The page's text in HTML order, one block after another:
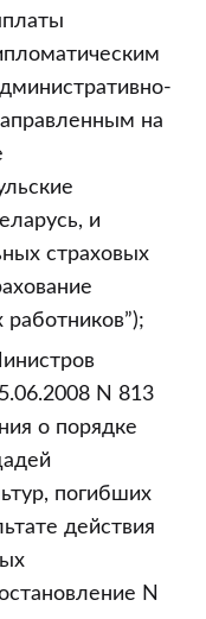
на
и
страховых
N 813
о порядке
погибших
действия
N